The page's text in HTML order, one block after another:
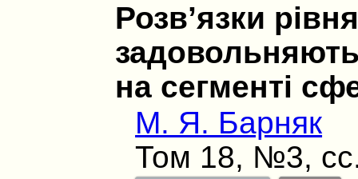
Розв’язки
на сегментi
М. Я. Барняк
Том 18, №3,